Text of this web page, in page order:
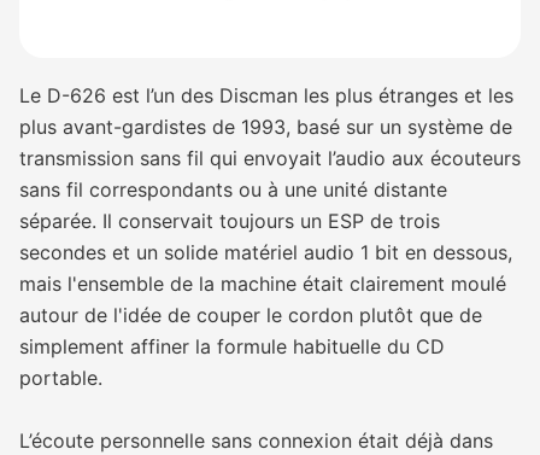
Le D-626 est l’un des Discman les plus étranges et les
plus avant-gardistes de 1993, basé sur un système de
transmission sans fil qui envoyait l’audio aux écouteurs
sans fil correspondants ou à une unité distante
séparée. Il conservait toujours un ESP de trois
secondes et un solide matériel audio 1 bit en dessous,
mais l'ensemble de la machine était clairement moulé
autour de l'idée de couper le cordon plutôt que de
simplement affiner la formule habituelle du CD
portable.
L’écoute personnelle sans connexion était déjà dans